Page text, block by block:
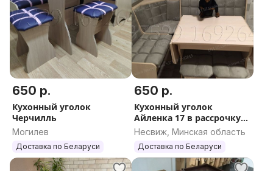
650 р.
Кухонный уголок
Черчилль
Могилев
Доставка по Беларуси
650 р.
Кухонный уголок
Айленка 17 в рассрочку
РБ
Несвиж, Минская область
Доставка по Беларуси